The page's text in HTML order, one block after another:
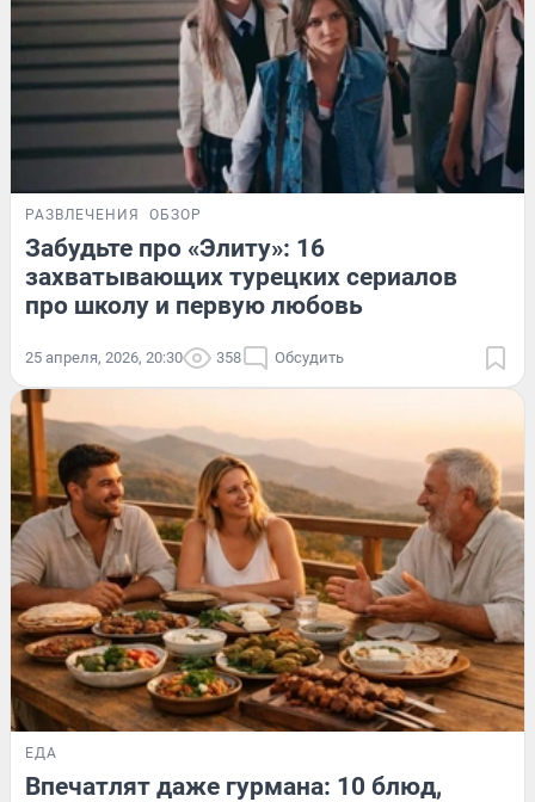
РАЗВЛЕЧЕНИЯ ОБЗОР
Забудьте про «Элиту»: 16
захватывающих турецких сериалов
про школу и первую любовь
25 апреля, 2026, 20:30 358 Обсудить
ЕДА
Впечатлят даже гурмана: 10 блюд,